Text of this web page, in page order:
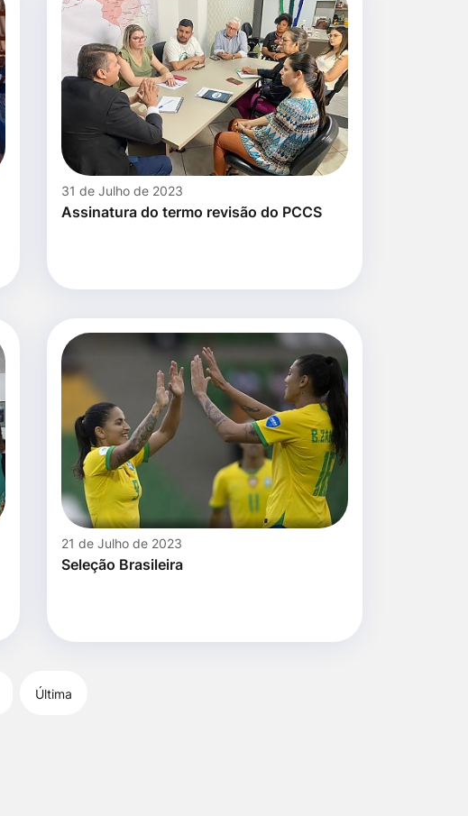
31 de Julho de 2023
Assinatura do termo revisão do PCCS
21 de Julho de 2023
Seleção Brasileira
Última